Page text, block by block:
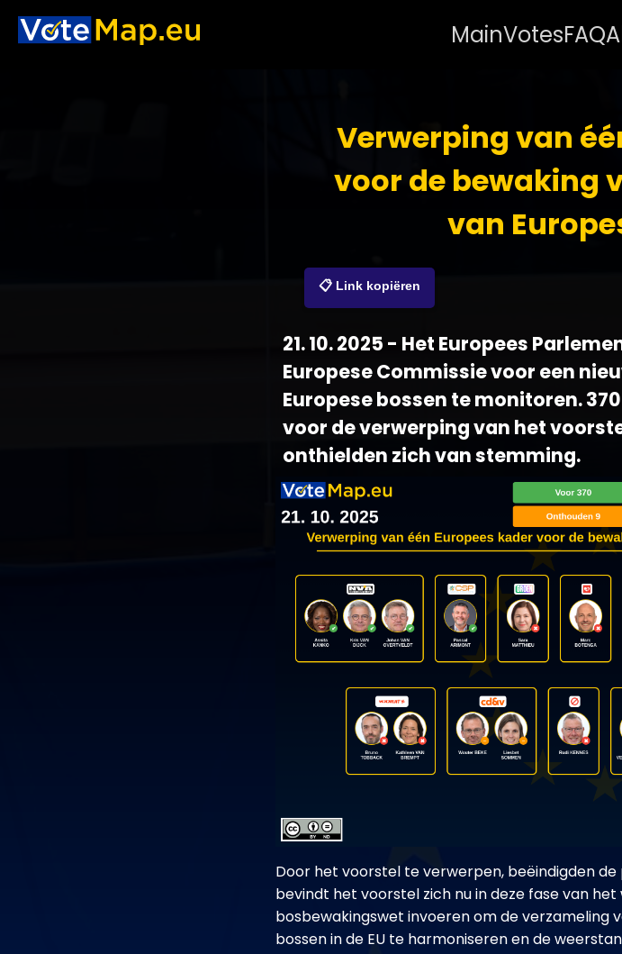
MainVotesFAQ
Verwerping van
voor de bewaking
van
📋 Link kopiëren
21. 10. 2025 - Het Europees
Europese Commissie voor een
Europese bossen te monitoren.
voor de verwerping van het
onthielden zich van stemming.
Door het voorstel te verwerpen, beëindigden
bevindt het voorstel zich nu in deze fase van
bosbewakingswet invoeren om de verzameling
bossen in de EU te harmoniseren en de